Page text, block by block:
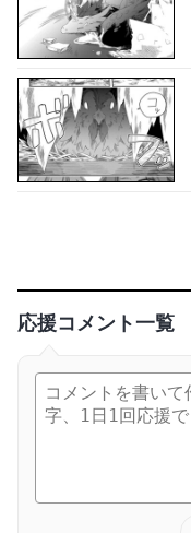
応援コメント一覧